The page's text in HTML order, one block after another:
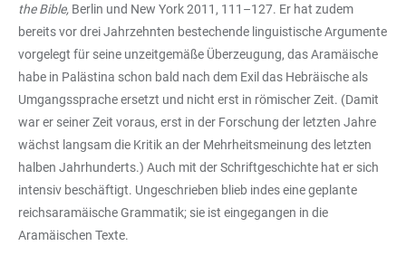
the Bible, Berlin und New York 2011, 111–127. Er hat zudem
bereits vor drei Jahrzehnten bestechende linguistische Argumente
vorgelegt für seine unzeitgemäße Überzeugung, das Aramäische
habe in Palästina schon bald nach dem Exil das Hebräische als
Umgangssprache ersetzt und nicht erst in römischer Zeit. (Damit
war er seiner Zeit voraus, erst in der Forschung der letzten Jahre
wächst langsam die Kritik an der Mehrheitsmeinung des letzten
halben Jahrhunderts.) Auch mit der Schriftgeschichte hat er sich
intensiv beschäftigt. Ungeschrieben blieb indes eine geplante
reichsaramäische Grammatik; sie ist eingegangen in die
Aramäischen Texte.